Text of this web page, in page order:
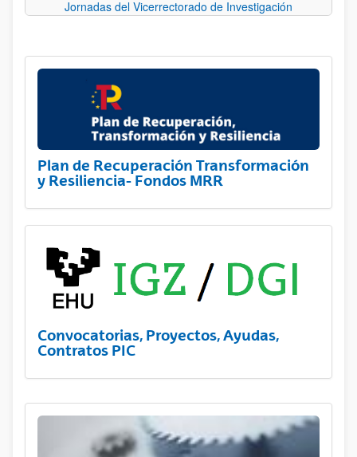
Jornadas del Vicerrectorado de Investigación
Plan de Recuperación Transformación
y Resiliencia- Fondos MRR
Convocatorias, Proyectos, Ayudas,
Contratos PIC